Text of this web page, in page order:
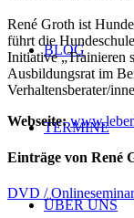
BLOG
TERMINE
ÜBER UNS
René Groth ist
führt die
Initiative „Trainieren
Ausbildungsrat im
Verhaltensberater/
Webseite:
Einträge von René
DVD / Onlineseminar